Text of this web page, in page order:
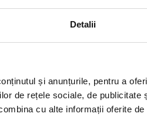
Detalii
și anunțurile, pentru a
de rețele sociale, de
cu alte informații oferite